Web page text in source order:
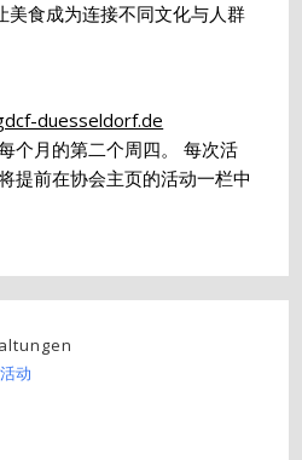
美食成为连接不同文化与人群
duesseldorf.de
个月的第二个周四。 每次活
提前在协会主页的活动一栏中
动